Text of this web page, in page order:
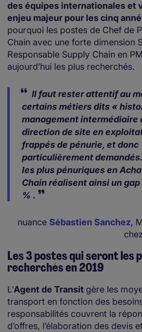
des équipes internationales et
enjeu majeur pour les cinq
pourquoi les postes de Chef de
Chain avec une forte dimension
Responsable Supply Chain en
aujourd’hui les plus recherchés.
Il faut rester attentif au
certains métiers dits «
management intermédiaire
direction de site en
frappés de pénurie, et donc
particulièrement
les plus pénuriques en
Chain réalisent ainsi un
% .
nuance Sébastien Sanchez,
Les 3 postes qui seront les
recherchés en 2019
L’Agent de Transit gère les
transport en fonction des
responsabilités couvrent la
d’offres, l’élaboration des devis